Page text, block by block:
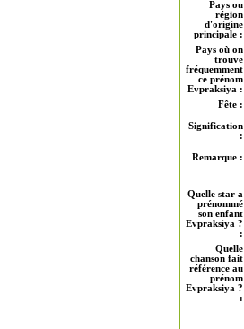
Pays ou
région
d'origine
principale :
Pays où on
trouve
fréquemment
ce prénom
Evpraksiya :
Fête :
Signification
:
Remarque :
Quelle star a
prénommé
son enfant
Evpraksiya ?
:
Quelle
chanson fait
référence au
prénom
Evpraksiya ?
: